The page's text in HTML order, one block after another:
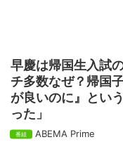
早慶は帰国生入試
チ多数なぜ？帰国
が良いのに』とい
った」
ABEMA Prime